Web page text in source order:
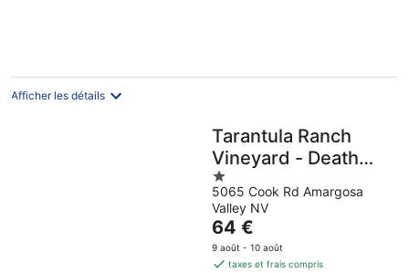
Afficher les détails
Tarantula Ranch
Vineyard - Death
Valley
1
out
of
5
5065 Cook Rd Amargosa
Valley NV
Le
prix
est
64 €
9 août - 10 août
taxes et frais compris